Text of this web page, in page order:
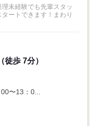
未経験でも先輩スタッ
ートできます！まわり
歩 7分）
〜13：0...